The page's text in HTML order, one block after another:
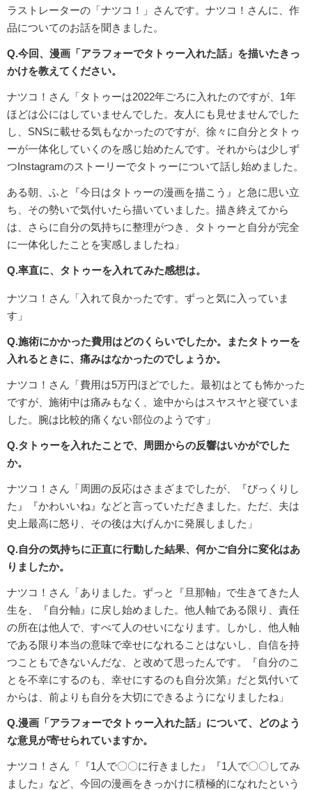
ラストレーターの「ナツコ！」さんです。ナツコ！さんに、作
品についてのお話を聞きました。
Q.今回、漫画「アラフォーでタトゥー入れた話」を描いたきっ
かけを教えてください。
ナツコ！さん「タトゥーは2022年ごろに入れたのですが、1年
ほどは公にはしていませんでした。友人にも見せませんでした
し、SNSに載せる気もなかったのですが、徐々に自分とタトゥ
ーが一体化していくのを感じ始めたんです。それからは少しず
つInstagramのストーリーでタトゥーについて話し始めました。
ある朝、ふと『今日はタトゥーの漫画を描こう』と急に思い立
ち、その勢いで気付いたら描いていました。描き終えてから
は、さらに自分の気持ちに整理がつき、タトゥーと自分が完全
に一体化したことを実感しましたね」
Q.率直に、タトゥーを入れてみた感想は。
ナツコ！さん「入れて良かったです。ずっと気に入っていま
す」
Q.施術にかかった費用はどのくらいでしたか。またタトゥーを
入れるときに、痛みはなかったのでしょうか。
ナツコ！さん「費用は5万円ほどでした。最初はとても怖かった
ですが、施術中は痛みもなく、途中からはスヤスヤと寝ていま
した。腕は比較的痛くない部位のようです」
Q.タトゥーを入れたことで、周囲からの反響はいかがでした
か。
ナツコ！さん「周囲の反応はさまざまでしたが、『びっくりし
た』『かわいいね』などと言っていただきました。ただ、夫は
史上最高に怒り、その後は大げんかに発展しました」
Q.自分の気持ちに正直に行動した結果、何かご自分に変化はあ
りましたか。
ナツコ！さん「ありました。ずっと『旦那軸』で生きてきた人
生を、『自分軸』に戻し始めました。他人軸である限り、責任
の所在は他人で、すべて人のせいになります。しかし、他人軸
である限り本当の意味で幸せになれることはないし、自信を持
つこともできないんだな、と改めて思ったんです。『自分のこ
とを不幸にするのも、幸せにするのも自分次第』だと気付いて
からは、前よりも自分を大切にできるようになりましたね」
Q.漫画「アラフォーでタトゥー入れた話」について、どのよう
な意見が寄せられていますか。
ナツコ！さん「『1人で〇〇に行きました』『1人で〇〇してみ
ました』など、今回の漫画をきっかけに積極的になれたという